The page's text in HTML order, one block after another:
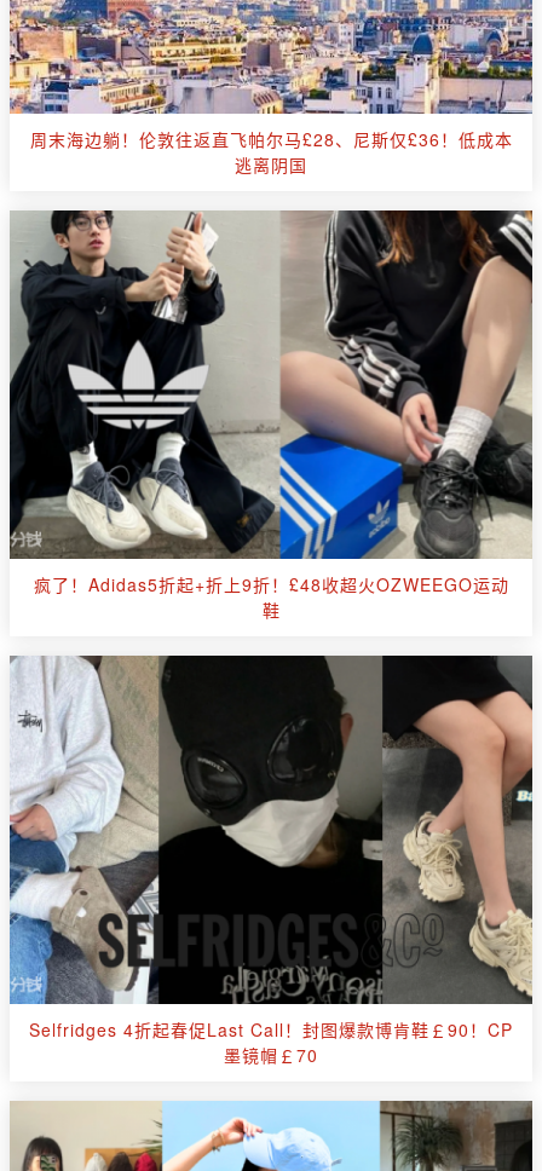
周末海边躺！伦敦往返直飞帕尔马£28、尼斯仅£36！低成本
逃离阴国
疯了！Adidas5折起+折上9折！£48收超火OZWEEGO运动
鞋
Selfridges 4折起春促Last Call！封图爆款博肯鞋￡90！CP
墨镜帽￡70